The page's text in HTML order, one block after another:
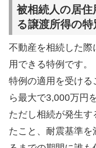
被相続人の居
る譲渡所得の特
不動産を相続した際
用できる特例です。
特例の適用を受け
ら最大で3,000万円
ただし相続が発生
たこと、耐震基準